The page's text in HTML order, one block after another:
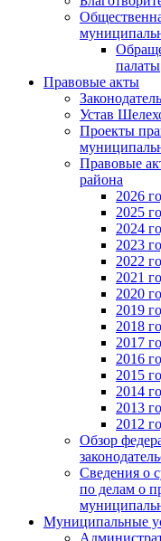
палаты
Правовые акты
Устав
Проекты
Правовые
района
2026
2025
2024
2023
2022
2021
2020
2019
2018
2017
2016
2015
2014
2013
2012
Обзор
Сведения о
по делам о
Муниципальные